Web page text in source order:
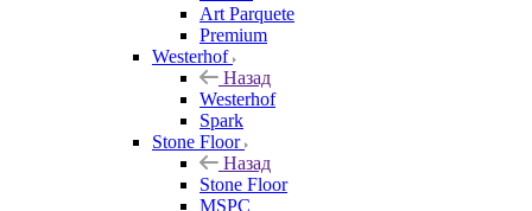
Art Parquete
Premium
Westerhof
Назад
Westerhof
Spark
Stone Floor
Назад
Stone Floor
MSPC